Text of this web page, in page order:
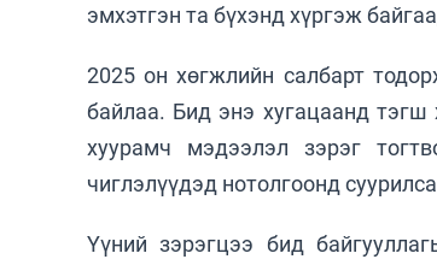
эмхэтгэн та бүхэнд хүргэж
2025 он хөгжлийн салбарт
байлаа. Бид энэ хугацаанд
хуурамч мэдээлэл зэрэг
чиглэлүүдэд нотолгоонд
Үүний зэрэгцээ бид